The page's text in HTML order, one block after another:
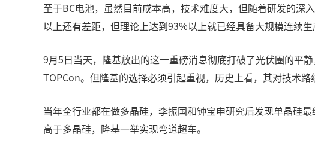
至于BC电池，虽然目前成本高，技术难度大，但随着研发的深
以上还有差距，但理论上达到93%以上就已经具备大规模连续
9月5日当天，隆基放出的这一重磅消息彻底打破了光伏圈的平
TOPCon。但隆基的选择必须引起重视，历史上看，其对技术路
当年全行业都在做多晶硅，李振国和钟宝申研究后发现单晶硅
高于多晶硅，隆基一举实现弯道超车。